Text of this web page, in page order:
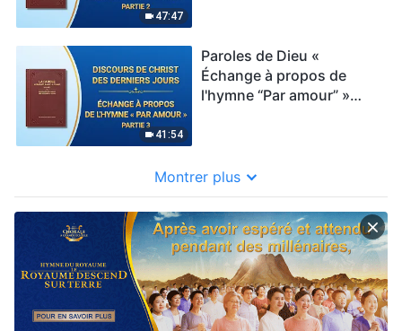
47:47
41:54
Paroles de Dieu «
Échange à propos de
l'hymne “Par amour” »
Montrer plus